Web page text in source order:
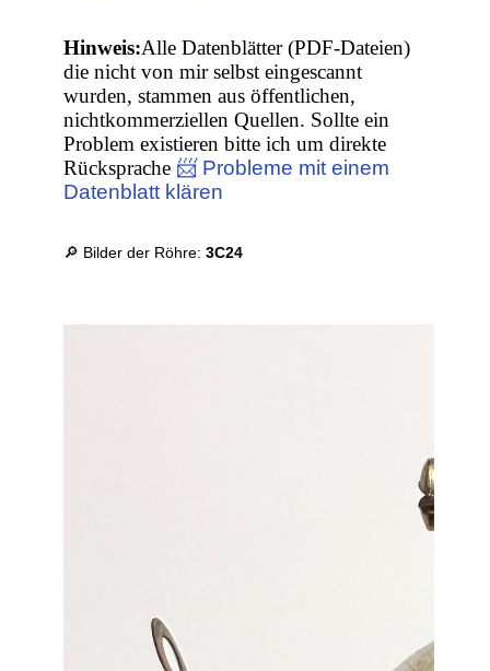
Hinweis:Alle Datenblätter (PDF-Dateien)
die nicht von mir selbst eingescannt
wurden, stammen aus öffentlichen,
nichtkommerziellen Quellen. Sollte ein
Problem existieren bitte ich um direkte
Rücksprache 📨 Probleme mit einem
Datenblatt klären
🔎 Bilder der Röhre:3C24